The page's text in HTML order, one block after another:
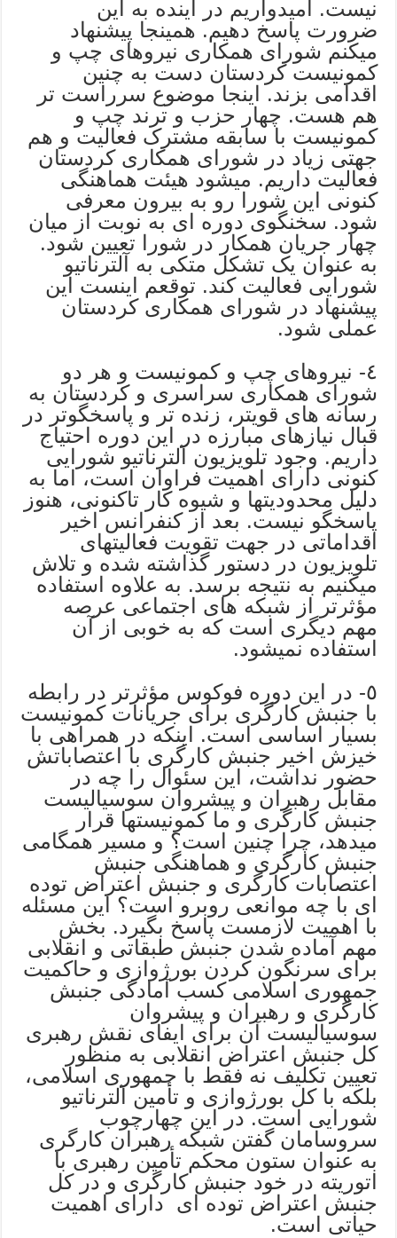
نیست. امیدواریم در آینده به این
ضرورت پاسخ دهیم. همینجا پیشنهاد
میکنم شورای همکاری نیروهای چپ و
کمونیست کردستان دست به چنین
اقدامی بزند. اینجا موضوع سرراست تر
هم هست. چهار حزب و ترند چپ و
کمونیست با سابقه مشترک فعالیت و هم
جهتی زیاد در شورای همکاری کردستان
فعالیت داریم. میشود هیئت هماهنگی
کنونی این شورا رو به بیرون معرفی
شود. سخنگوی دوره ای به نوبت از میان
چهار جریان همکار در شورا تعیین شود.
به عنوان یک تشکل متکی به آلترناتیو
شورایی فعالیت کند. توقعم اینست این
پیشنهاد در شورای همکاری کردستان
عملی شود.
٤- نیروهای چپ و کمونیست و هر دو
شورای همکاری سراسری و کردستان به
رسانه های قویتر، زنده تر و پاسخگوتر در
قبال نیازهای مبارزه در این دوره احتیاج
داریم. وجود تلویزیون آلترناتیو شورایی
کنونی دارای اهمیت فراوان است، اما به
دلیل محدودیتها و شیوه کار تاکنونی، هنوز
پاسخگو نیست. بعد از کنفرانس اخیر
اقداماتی در جهت تقویت فعالیتهای
تلویزیون در دستور گذاشته شده و تلاش
میکنیم به نتیجه برسد. به علاوه استفاده
مؤثرتر از شبکه های اجتماعی عرصه
مهم دیگری است که به خوبی از آن
استفاده نمیشود.
٥- در این دوره فوکوس مؤثرتر در رابطه
با جنبش کارگری برای جریانات کمونیست
بسیار اساسی است. اینکه در همراهی با
خیزش اخیر جنبش کارگری با اعتصاباتش
حضور نداشت، این سئوال را چه در
مقابل رهبران و پیشروان سوسیالیست
جنبش کارگری و ما کمونیستها قرار
میدهد، چرا چنین است؟ و مسیر همگامی
جنبش کارگری و هماهنگی جنبش
اعتصابات کارگری و جنبش اعتراض توده
ای با چه موانعی روبرو است؟ این مسئله
با اهمیت لازمست پاسخ بگیرد. بخش
مهم آماده شدن جنبش طبقاتی و انقلابی
برای سرنگون کردن بورژوازی و حاکمیت
جمهوری اسلامی کسب آمادگی جنبش
کارگری و رهبران و پیشروان
سوسیالیست آن برای ایفای نقش رهبری
کل جنبش اعتراض انقلابی به منظور
تعیین تکلیف نه فقط با جمهوری اسلامی،
بلکه با کل بورژوازی و تأمین آلترناتیو
شورایی است. در این چهارچوب
سروسامان گفتن شبکه رهبران کارگری
به عنوان ستون محکم تأمین رهبری با
اتوریته در خود جنبش کارگری و در کل
جنبش اعتراض توده ای دارای اهمیت
حیاتی است.